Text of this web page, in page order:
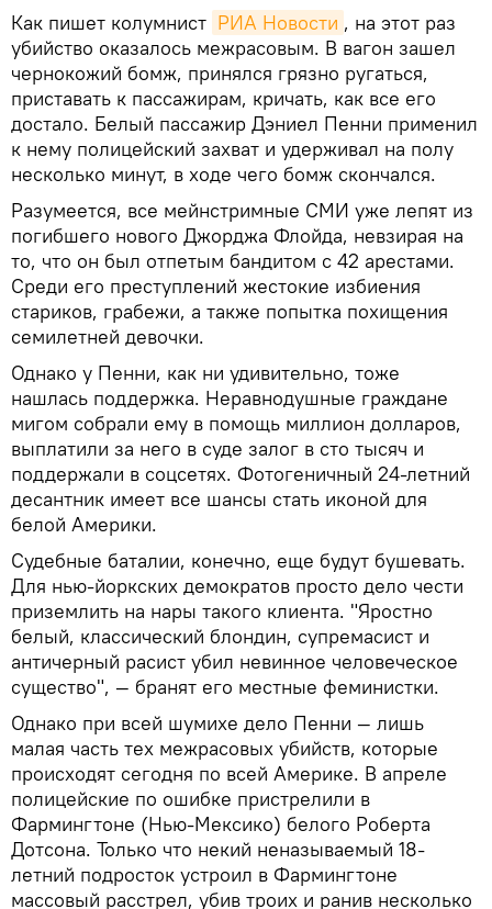
Как пишет колумнист РИА Новости , на этот раз
убийство оказалось межрасовым. В вагон зашел
чернокожий бомж, принялся грязно ругаться,
приставать к пассажирам, кричать, как все его
достало. Белый пассажир Дэниел Пенни применил
к нему полицейский захват и удерживал на полу
несколько минут, в ходе чего бомж скончался.
Разумеется, все мейнстримные СМИ уже лепят из
погибшего нового Джорджа Флойда, невзирая на
то, что он был отпетым бандитом с 42 арестами.
Среди его преступлений жестокие избиения
стариков, грабежи, а также попытка похищения
семилетней девочки.
Однако у Пенни, как ни удивительно, тоже
нашлась поддержка. Неравнодушные граждане
мигом собрали ему в помощь миллион долларов,
выплатили за него в суде залог в сто тысяч и
поддержали в соцсетях. Фотогеничный 24-летний
десантник имеет все шансы стать иконой для
белой Америки.
Судебные баталии, конечно, еще будут бушевать.
Для нью-йоркских демократов просто дело чести
приземлить на нары такого клиента. "Яростно
белый, классический блондин, супремасист и
античерный расист убил невинное человеческое
существо", — бранят его местные феминистки.
Однако при всей шумихе дело Пенни — лишь
малая часть тех межрасовых убийств, которые
происходят сегодня по всей Америке. В апреле
полицейские по ошибке пристрелили в
Фармингтоне (Нью-Мексико) белого Роберта
Дотсона. Только что некий неназываемый 18-
летний подросток устроил в Фармингтоне
массовый расстрел, убив троих и ранив несколько